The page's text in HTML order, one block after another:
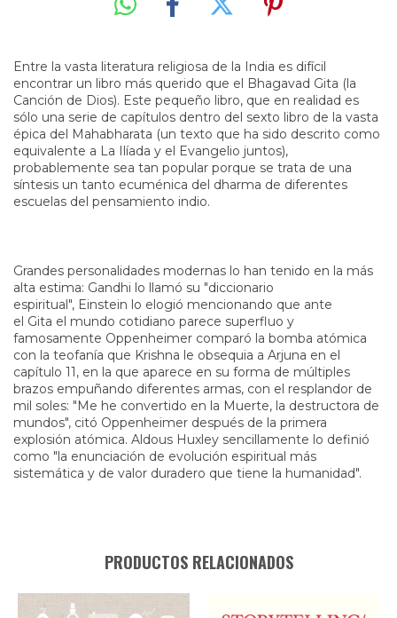
Entre la vasta literatura religiosa de la India es difícil
encontrar un libro más querido que el Bhagavad Gita (la
Canción de Dios). Este pequeño libro, que en realidad es
sólo una serie de capítulos dentro del sexto libro de la vasta
épica del Mahabharata (un texto que ha sido descrito como
equivalente a La Ilíada y el Evangelio juntos),
probablemente sea tan popular porque se trata de una
síntesis un tanto ecuménica del dharma de diferentes
escuelas del pensamiento indio.
Grandes personalidades modernas lo han tenido en la más
alta estima: Gandhi lo llamó su "diccionario
espiritual", Einstein lo elogió mencionando que ante
el Gita el mundo cotidiano parece superfluo y
famosamente Oppenheimer comparó la bomba atómica
con la teofanía que Krishna le obsequia a Arjuna en el
capítulo 11, en la que aparece en su forma de múltiples
brazos empuñando diferentes armas, con el resplandor de
mil soles: "Me he convertido en la Muerte, la destructora de
mundos", citó Oppenheimer después de la primera
explosión atómica. Aldous Huxley sencillamente lo definió
como "la enunciación de evolución espiritual más
sistemática y de valor duradero que tiene la humanidad".
PRODUCTOS RELACIONADOS